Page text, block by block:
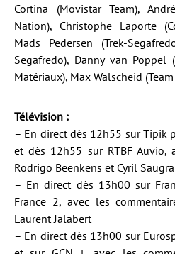
Cortina (Movistar Team),
Nation), Christophe Laporte
Mads Pedersen (Trek-
Segafredo), Danny van Poppel
Matériaux), Max Walscheid
Télévision :
– En direct dès 12h55 sur Tipik
et dès 12h55 sur RTBF Auvio,
Rodrigo Beenkens et Cyril
– En direct dès 13h00 sur
France 2, avec les
Laurent Jalabert
– En direct dès 13h00 sur